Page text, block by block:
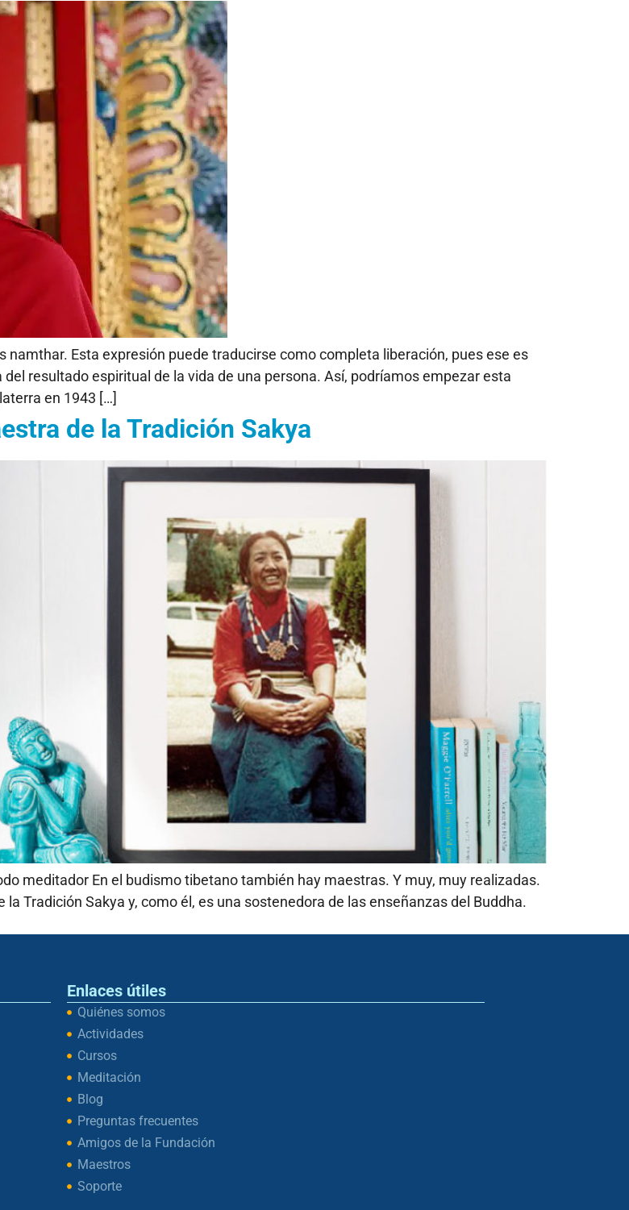
Esta expresión puede traducirse como completa liberación, pues ese es
resultado espiritual de la vida de una persona. Así, podríamos empezar esta
en 1943 […]
de la Tradición Sakya
meditador En el budismo tibetano también hay maestras. Y muy, muy realizadas.
Tradición Sakya y, como él, es una sostenedora de las enseñanzas del Buddha.
Enlaces útiles
Quiénes somos
Actividades
Cursos
Meditación
Blog
Preguntas frecuentes
Amigos de la Fundación
Maestros
Soporte